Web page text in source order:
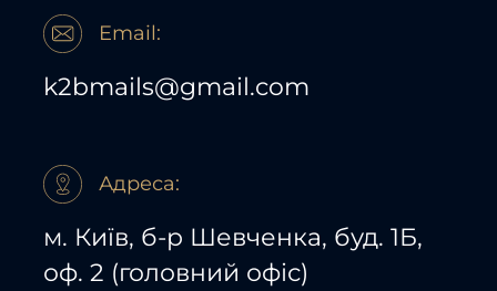
Email:
k2bmails@gmail.com
Адреса:
м. Київ, б-р Шевченка, буд. 1Б,
оф. 2 (головний офіс)